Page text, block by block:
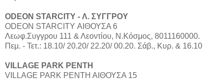
ODEON STARCITY - Λ. ΣΥΓΓΡΟΥ
ODEON STARCITY ΑΙΘΟΥΣΑ 6
Λεωφ.Συγγρου 111 & Λεοντίου, Ν.Κόσμος, 8011160000.
Πεμ. - Τετ.: 18.10/ 20.20/ 22.20/ 00.20. Σάβ., Κυρ. & 16.10
VILLAGE PARK ΡΕΝΤΗ
VILLAGE PARK ΡΕΝΤΗ ΑΙΘΟΥΣΑ 15